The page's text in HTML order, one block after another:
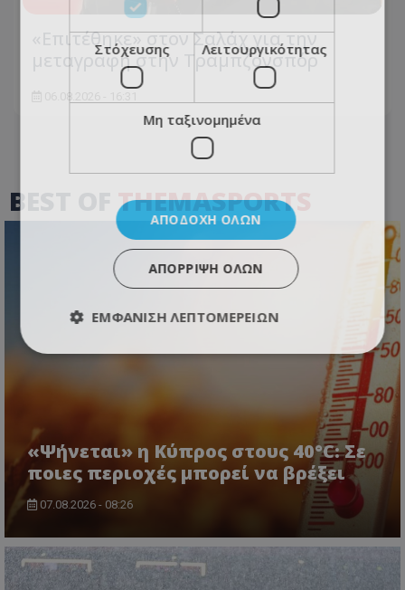
«Επιτέθηκε» στον Σαλάχ για την
μεταγραφή στην Τραμπζονσπόρ
BEST OF THEMASPORTS
«Ψήνεται» η Κύπρος στους 40°C: Σε
ποιες περιοχές μπορεί να βρέξει
07.08.2026 - 08:26
Στόχευσης Λειτουργικότητας
Μη ταξινομημένα
ΑΠΟΔΟΧΉ ΌΛΩΝ
ΑΠΌΡΡΙΨΗ ΌΛΩΝ
ΕΜΦΆΝΙΣΗ ΛΕΠΤΟΜΕΡΕΙΏΝ